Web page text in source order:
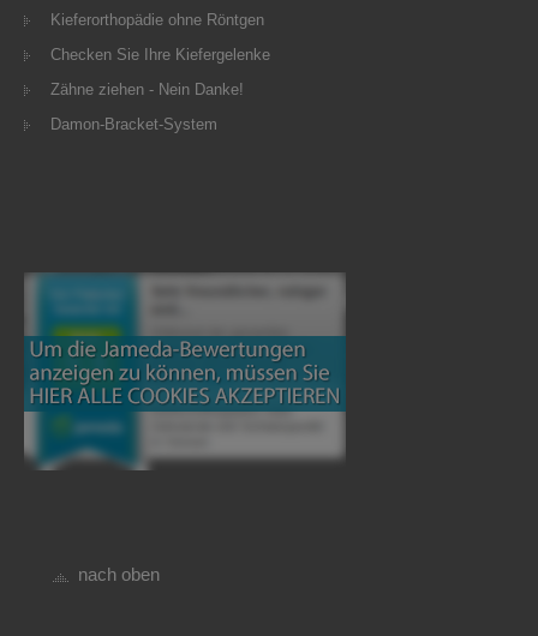
Kieferorthopädie ohne Röntgen
Checken Sie Ihre Kiefergelenke
Zähne ziehen - Nein Danke!
Damon-Bracket-System
nach oben